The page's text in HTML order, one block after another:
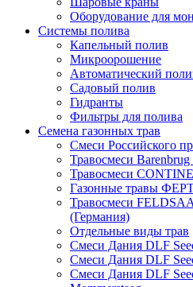
Оборудование для
Системы полива
Капельный полив
Микроорошение
Автоматический
Садовый полив
Гидранты
Фильтры для полива
Семена газонных трав
Смеси Российского
Травосмеси
Травосмеси
Газонные травы
Травосмеси
(Германия)
Отдельные виды трав
Смеси Дания DLF
Смеси Дания DLF
Смеси Дания DLF